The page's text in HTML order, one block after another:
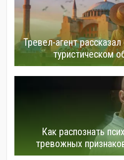
Тревел-агент
туристическом
Как распознать
тревожных